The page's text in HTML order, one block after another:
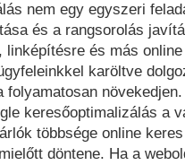
nem egy egyszeri
és a rangsorolás
és más
karöltve
folyamatosan növekedjen.
keresőoptimalizálás a
többsége online
döntene. Ha a